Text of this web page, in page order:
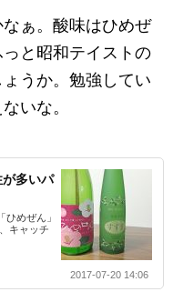
ぁ。酸味はひめぜ
と昭和テイストの
うか。勉強してい
いな。
多いパ
めぜん」
キャッチ
2017-07-20 14:06